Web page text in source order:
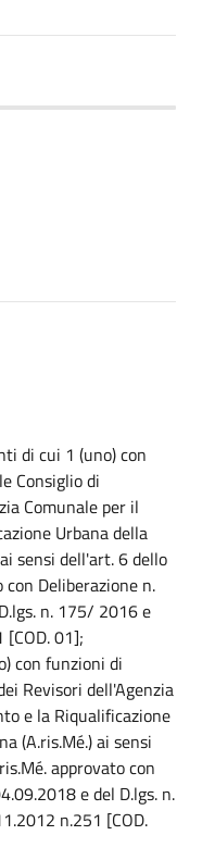
di cui 1 (uno) con
Consiglio di
Comunale per il
Urbana della
sensi dell'art. 6 dello
Deliberazione n.
n. 175/ 2016 e
[COD. 01];
con funzioni di
Revisori dell'Agenzia
e la Riqualificazione
(A.ris.Mé.) ai sensi
approvato con
e del D.lgs. n.
n.251 [COD.